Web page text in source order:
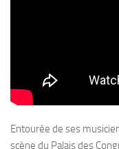
Entourée de ses
scène du Palais des